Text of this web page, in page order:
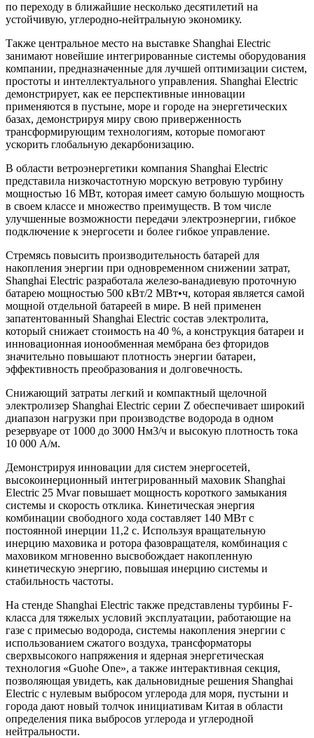
по переходу в ближайшие несколько десятилетий на
устойчивую, углеродно-нейтральную экономику.
Также центральное место на выставке Shanghai Electric
занимают новейшие интегрированные системы оборудования
компании, предназначенные для лучшей оптимизации систем,
простоты и интеллектуального управления. Shanghai Electric
демонстрирует, как ее перспективные инновации
применяются в пустыне, море и городе на энергетических
базах, демонстрируя миру свою приверженность
трансформирующим технологиям, которые помогают
ускорить глобальную декарбонизацию.
В области ветроэнергетики компания Shanghai Electric
представила низкочастотную морскую ветровую турбину
мощностью 16 МВт, которая имеет самую большую мощность
в своем классе и множество преимуществ. В том числе
улучшенные возможности передачи электроэнергии, гибкое
подключение к энергосети и более гибкое управление.
Стремясь повысить производительность батарей для
накопления энергии при одновременном снижении затрат,
Shanghai Electric разработала железо-ванадиевую проточную
батарею мощностью 500 кВт/2 МВт•ч, которая является самой
мощной отдельной батареей в мире. В ней применен
запатентованный Shanghai Electric состав электролита,
который снижает стоимость на 40 %, а конструкция батареи и
инновационная ионообменная мембрана без фторидов
значительно повышают плотность энергии батареи,
эффективность преобразования и долговечность.
Снижающий затраты легкий и компактный щелочной
электролизер Shanghai Electric серии Z обеспечивает широкий
диапазон нагрузки при производстве водорода в одном
резервуаре от 1000 до 3000 Нм3/ч и высокую плотность тока
10 000 А/м.
Демонстрируя инновации для систем энергосетей,
высокоинерционный интегрированный маховик Shanghai
Electric 25 Мvar повышает мощность короткого замыкания
системы и скорость отклика. Кинетическая энергия
комбинации свободного хода составляет 140 МВт с
постоянной инерции 11,2 с. Используя вращательную
инерцию маховика и ротора фазовращателя, комбинация с
маховиком мгновенно высвобождает накопленную
кинетическую энергию, повышая инерцию системы и
стабильность частоты.
На стенде Shanghai Electric также представлены турбины F-
класса для тяжелых условий эксплуатации, работающие на
газе с примесью водорода, системы накопления энергии с
использованием сжатого воздуха, трансформаторы
сверхвысокого напряжения и ядерная энергетическая
технология «Guohe One», а также интерактивная секция,
позволяющая увидеть, как дальновидные решения Shanghai
Electric с нулевым выбросом углерода для моря, пустыни и
города дают новый толчок инициативам Китая в области
определения пика выбросов углерода и углеродной
нейтральности.